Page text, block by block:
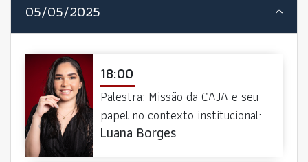
05/05/2025
18:00
Palestra: Missão da CAJA e seu
papel no contexto institucional:
Luana Borges